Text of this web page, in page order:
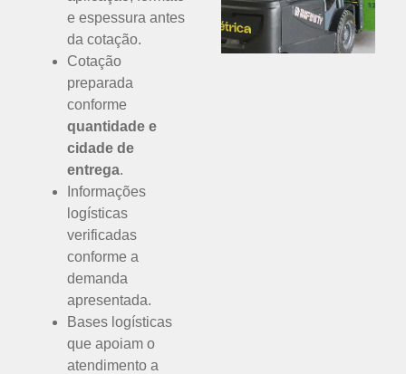
e espessura antes
da cotação.
Cotação
preparada
conforme
quantidade e
cidade de
entrega.
Informações
logísticas
verificadas
conforme a
demanda
apresentada.
Bases logísticas
que apoiam o
atendimento a